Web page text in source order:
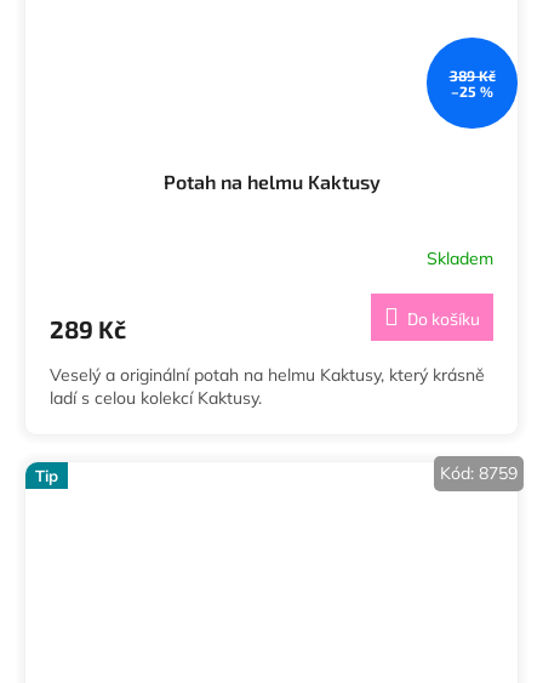
389 Kč
–25 %
Potah na helmu Kaktusy
Skladem
289 Kč Do košíku
Veselý a originální potah na helmu Kaktusy, který krásně
ladí s celou kolekcí Kaktusy.
Tip Kód: 8759